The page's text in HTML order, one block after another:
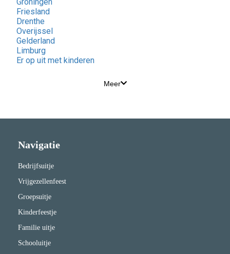
Groningen
Friesland
Drenthe
Overijssel
Gelderland
Limburg
Er op uit met kinderen
Meer
Navigatie
Bedrijfsuitje
Vrijgezellenfeest
Groepsuitje
Kinderfeestje
Familie uitje
Schooluitje